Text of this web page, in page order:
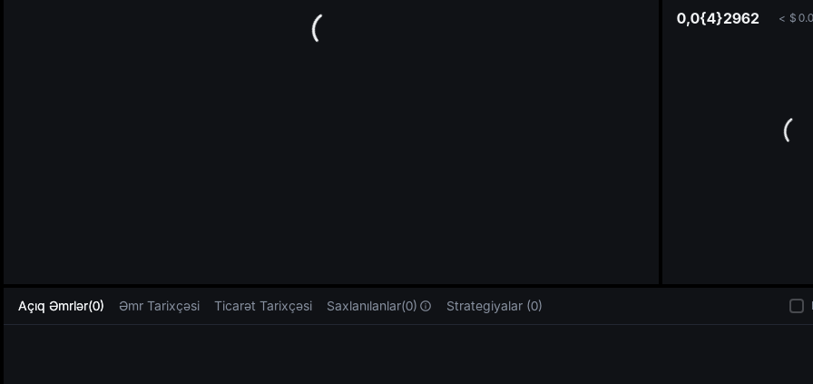
0,0{4}2962 < $
Açıq Əmrlər(0) Əmr Tarixçəsi Ticarət Tarixçəsi Saxlanılanlar(0) Strategiyalar (0)